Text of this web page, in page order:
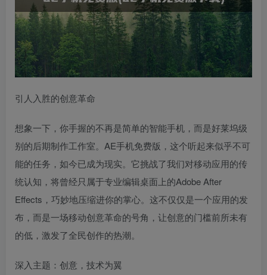
引人入胜的创意革命
想象一下，你手握的不再是简单的智能手机，而是好莱坞级
别的后期制作工作室。AE手机免费版，这个听起来似乎不可
能的任务，如今已成为现实。它挑战了我们对移动应用的传
统认知，将曾经只属于专业编辑桌面上的Adobe After
Effects，巧妙地压缩进你的掌心。这不仅仅是一个应用的发
布，而是一场移动创意革命的号角，让创意的门槛前所未有
的低，激发了全民创作的热潮。
深入主题：创意，技术为翼